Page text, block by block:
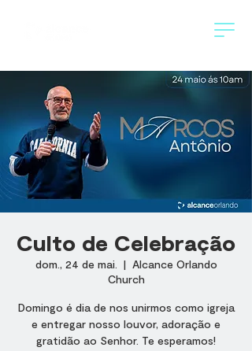
Culto de Celebração
dom., 24 de mai.
  |
Alcance Orlando
Church
Domingo é dia de nos unirmos como igreja
e entregar nosso louvor, adoração e
gratidão ao Senhor. Te esperamos!